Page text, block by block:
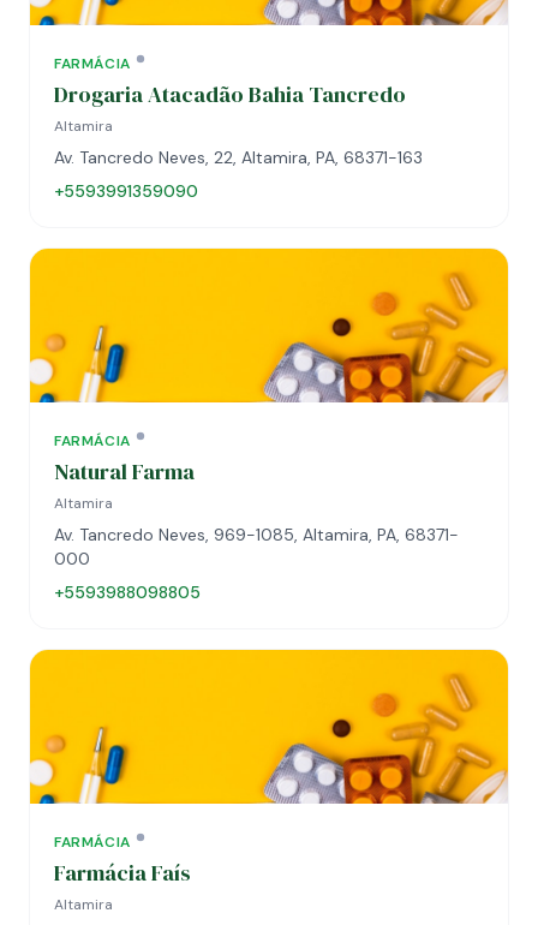
FARMÁCIA
Drogaria Atacadão Bahia Tancredo
Altamira
Av. Tancredo Neves, 22, Altamira, PA, 68371-163
+5593991359090
FARMÁCIA
Natural Farma
Altamira
Av. Tancredo Neves, 969-1085, Altamira, PA, 68371-
000
+5593988098805
FARMÁCIA
Farmácia Faís
Altamira